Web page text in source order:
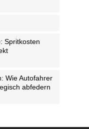
Spritkosten
Wie Autofahrer
abfedern